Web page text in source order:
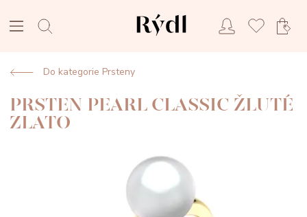
Do kategorie Prsteny
PRSTEN PEARL CLASSIC ŽLUTÉ
ZLATO